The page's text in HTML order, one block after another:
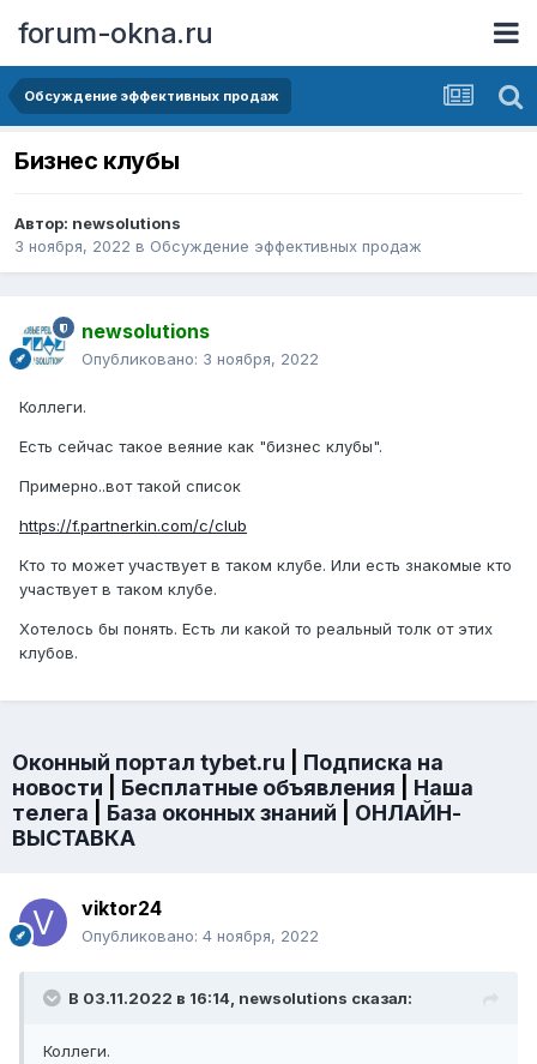
forum-okna.ru
Обсуждение эффективных продаж
Бизнес клубы
Автор: newsolutions
3 ноября, 2022 в Обсуждение эффективных продаж
newsolutions
Опубликовано: 3 ноября, 2022
Коллеги.
Есть сейчас такое веяние как "бизнес клубы".
Примерно..вот такой список
https://f.partnerkin.com/c/club
Кто то может участвует в таком клубе. Или есть знакомые кто
участвует в таком клубе.
Хотелось бы понять. Есть ли какой то реальный толк от этих
клубов.
Оконный портал tybet.ru
Подписка на
новости
Бесплатные объявления
Наша
телега
База оконных знаний
ОНЛАЙН-
ВЫСТАВКА
viktor24
Опубликовано: 4 ноября, 2022
В 03.11.2022 в 16:14, newsolutions сказал:
Коллеги.